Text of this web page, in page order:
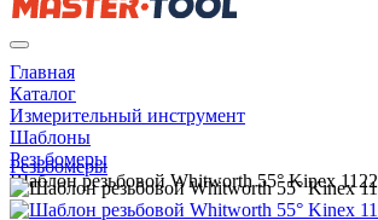
Главная
Каталог
Измерительный инструмент
Шаблоны
Резьбомеры
Шаблон резьбовой Whitworth 55° Kinex 1122
Резьбомеры